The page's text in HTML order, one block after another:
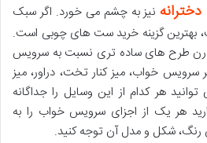
نیز به چشم می خورد. اگر سبک
بهترین گزینه خرید ست های چوبی است.
طرح های ساده تری نسبت به سرویس
خواب، میز کنار تخت، دراور، میز
هر کدام از این وسایل را جداگانه
هر یک از اجزای سرویس خواب را به
رنگ، شکل و مدل آن توجه کنید.